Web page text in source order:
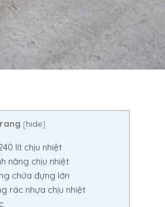
[hide]
lít chịu nhiệt
năng chịu nhiệt
chứa đựng lớn
rác nhựa chịu nhiệt